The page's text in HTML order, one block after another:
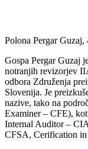
Polona Pergar
Gospa Pergar Guzaj
notranjih revizorjev
odbora Združenja
Slovenija. Je
nazive, tako na
Examiner – CFE),
Internal Auditor –
CFSA, Cerification